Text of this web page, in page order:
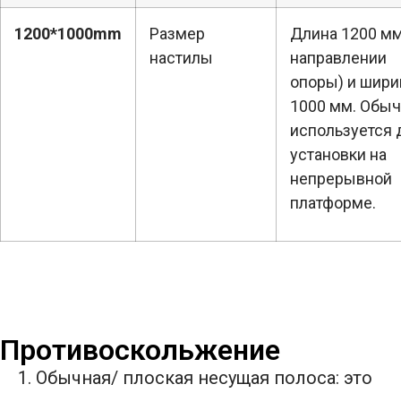
1200*1000mm
Размер
настилы
Длина 1200
направлении
опоры) и
1000 мм.
используется
установки на
непрерывной
платформе.
Противоскольжение
Обычная/ плоская несущая полоса: это